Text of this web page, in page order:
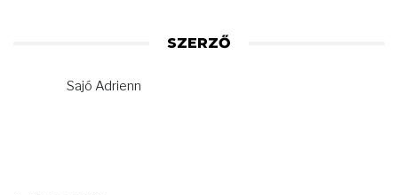
SZERZŐ
Sajó Adrienn